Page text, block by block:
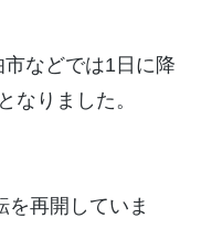
などでは1日に降
なりました。
を再開していま